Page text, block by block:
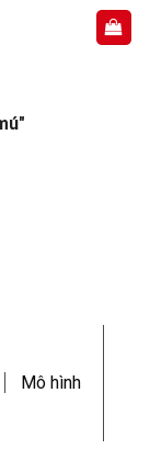
Mô hình